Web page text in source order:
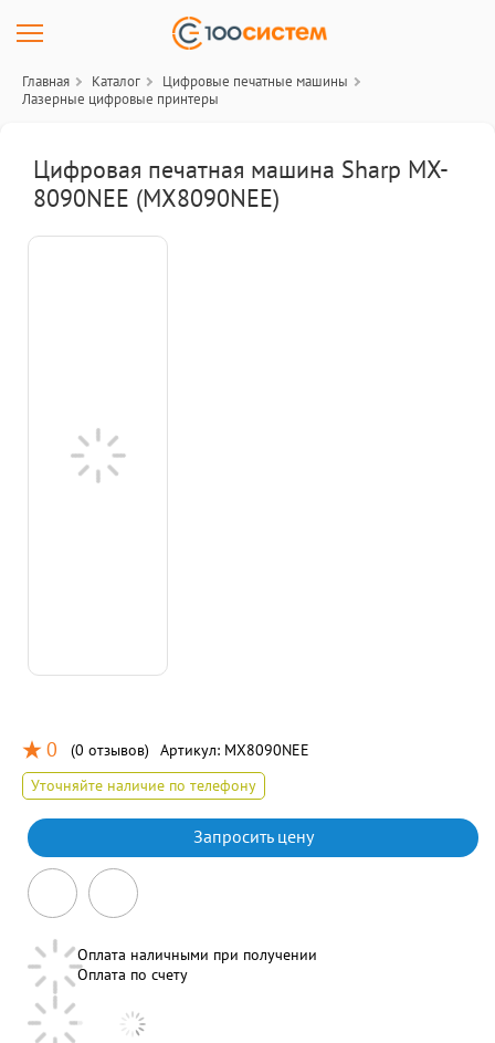
Главная Каталог
Цифровые печатные машины
Лазерные цифровые принтеры
Цифровая печатная машина Sharp MX-
8090NEE (MX8090NEE)
0 (0 отзывов) Артикул: MX8090NEE
Уточняйте наличие по телефону
Запросить цену
Оплата наличными при получении
Оплата по счету